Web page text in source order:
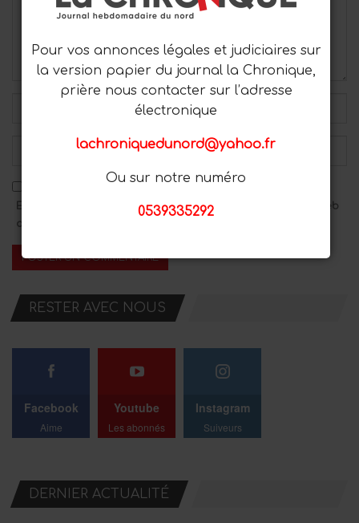
Enregistrez mon nom, mon adresse e-mail et mon site Web
dans ce navigateur pour le prochain commentaire.
RESTER AVEC NOUS
Facebook
Aime
Youtube
Les abonnés
Instagram
Suiveurs
DERNIER ACTUALITÉ
Pour vos annonces légales et judiciaires sur
la version papier du journal la Chronique,
prière nous contacter sur l’adresse
électronique
lachroniquedunord@yahoo.fr
Ou sur notre numéro
0539335292